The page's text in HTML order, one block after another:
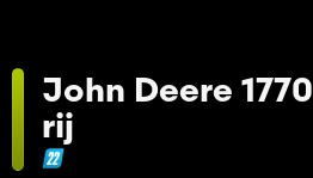
John Deere
rij